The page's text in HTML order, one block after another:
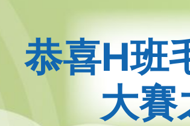
恭喜H班
大賽